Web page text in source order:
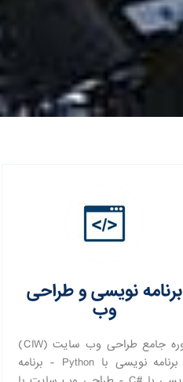
برنامه نویسی و طراحی
وب
دوره جامع طراحی وب سایت (CIW)
- برنامه نویسی با Python - برنامه